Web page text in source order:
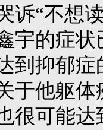
诉“不想
宇的症
到抑郁症
于他躯
很可能达